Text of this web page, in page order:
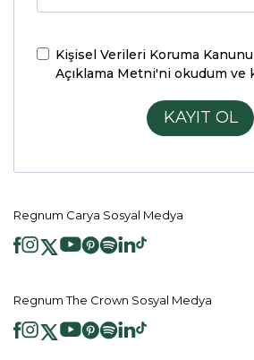
Kişisel Verileri Koruma
Açıklama Metni'ni okudum ve
KAYIT OL
Regnum Carya Sosyal Medya
Regnum The Crown Sosyal Medya